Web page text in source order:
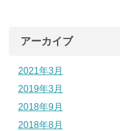
アーカイブ
2021年3月
2019年3月
2018年9月
2018年8月